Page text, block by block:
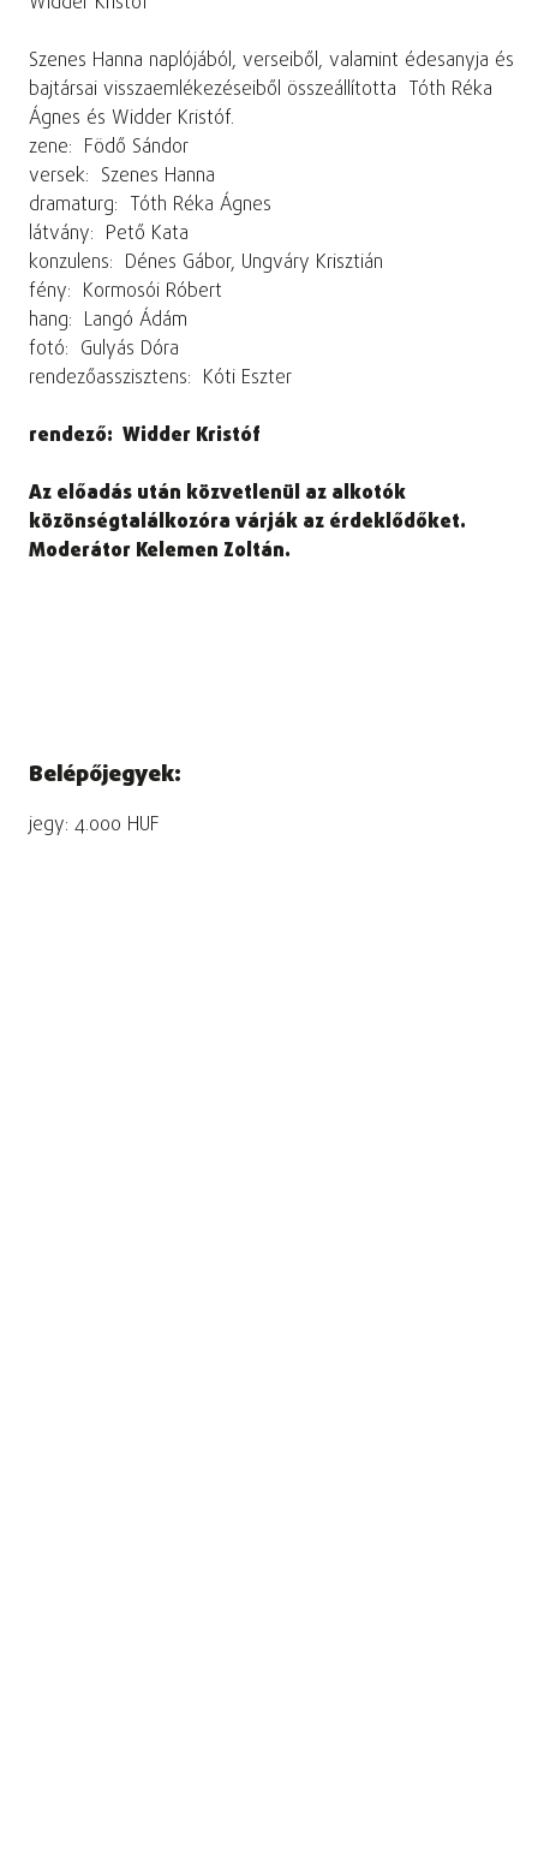
Szenes Hanna naplójából, verseiből, valamint édesanyja és
bajtársai visszaemlékezéseiből összeállította Tóth Réka
Ágnes és Widder Kristóf.
zene: Födő Sándor
versek: Szenes Hanna
dramaturg: Tóth Réka Ágnes
látvány: Pető Kata
konzulens: Dénes Gábor, Ungváry Krisztián
fény: Kormosói Róbert
hang: Langó Ádám
fotó: Gulyás Dóra
rendezőasszisztens: Kóti Eszter
rendező: Widder Kristóf
Az előadás után közvetlenül az alkotók
közönségtalálkozóra várják az érdeklődőket.
Moderátor Kelemen Zoltán.
Belépőjegyek:
jegy: 4.000 HUF